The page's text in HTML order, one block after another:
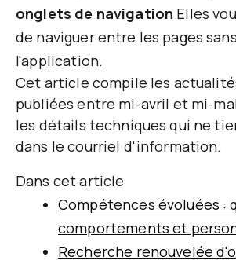
onglets de navigation Elles
de naviguer entre les pages
l'application.
Cet article compile les
publiées entre mi-avril et mi-
les détails techniques qui ne
dans le courriel d'information.
Dans cet article
Compétences évoluées :
comportements et
Recherche renouvelée